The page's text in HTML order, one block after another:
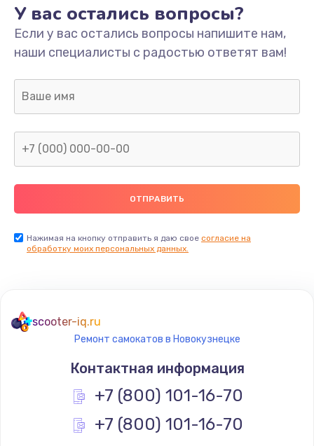
Ремонт цепей питания
2500 руб.
Замена жесткого диска
750 руб.
Заказать
725 руб.
Ремонт петель крышки
990 руб.
Заказать
У вас остались вопросы?
Если у вас остались вопросы напишите нам,
наши специалисты с радостью ответят вам!
Нажимая на кнопку отправить я даю свое согласие на
обработку моих персональных данных.
scooter-iq.ru
Ремонт самокатов в Новокузнецке
Контактная информация
+7 (800) 101-16-70
+7 (800) 101-16-70